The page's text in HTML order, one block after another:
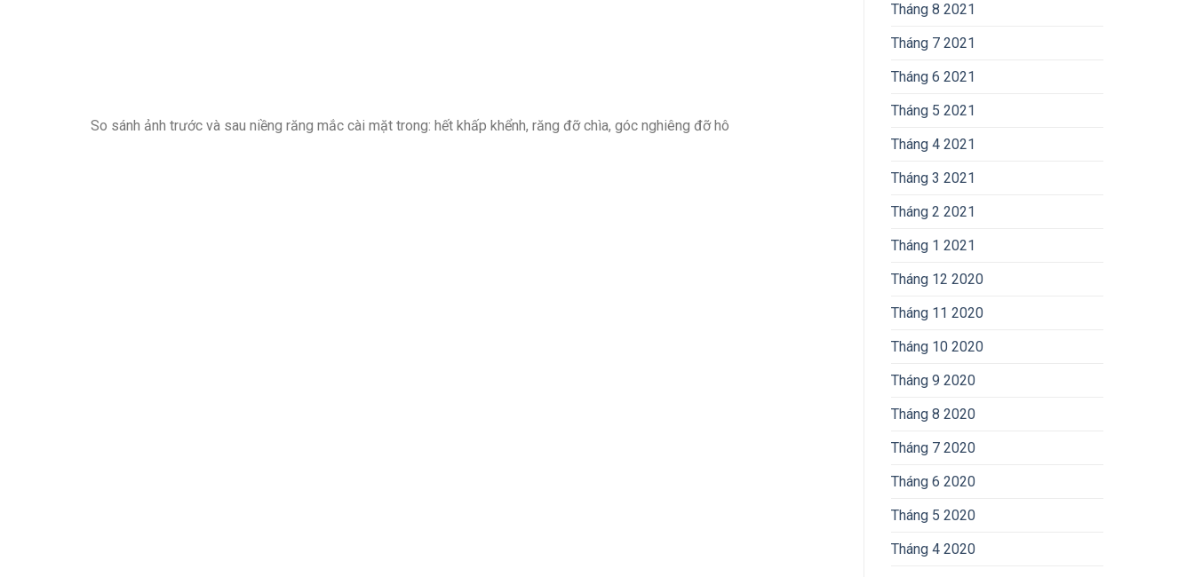
So sánh ảnh trước và sau niềng răng mắc cài mặt trong: hết khấp khểnh, răng đỡ chìa, góc nghiêng đỡ hô
Tháng 8 2021
Tháng 7 2021
Tháng 6 2021
Tháng 5 2021
Tháng 4 2021
Tháng 3 2021
Tháng 2 2021
Tháng 1 2021
Tháng 12 2020
Tháng 11 2020
Tháng 10 2020
Tháng 9 2020
Tháng 8 2020
Tháng 7 2020
Tháng 6 2020
Tháng 5 2020
Tháng 4 2020